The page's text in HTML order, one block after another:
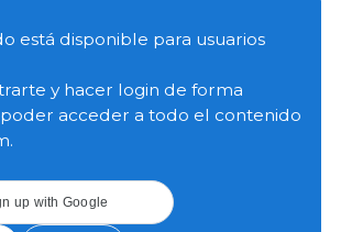
y ha experimentado un
debido al aumento en la
de cerdo.
se ha fortalecido la
y semi-tecnificado de las granjas,
obtener mejores resultados
está disponible para usuarios
y hacer login de forma
acceder a todo el contenido
up with Google